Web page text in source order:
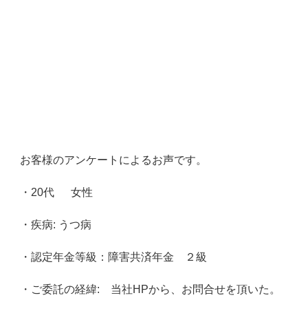
お客様のアンケートによるお声です。
・20代 女性
・疾病: うつ病
・認定年金等級：障害共済年金 ２級
・ご委託の経緯: 当社HPから、お問合せを頂いた。